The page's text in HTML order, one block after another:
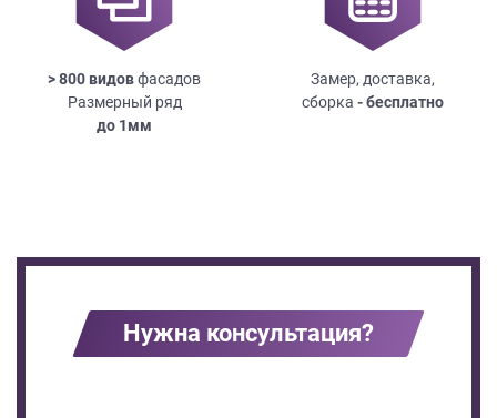
> 800 видовфасадов
Размерный ряд
до 1мм
Замер, доставка,
сборка - бесплатно
Нужна консультация?